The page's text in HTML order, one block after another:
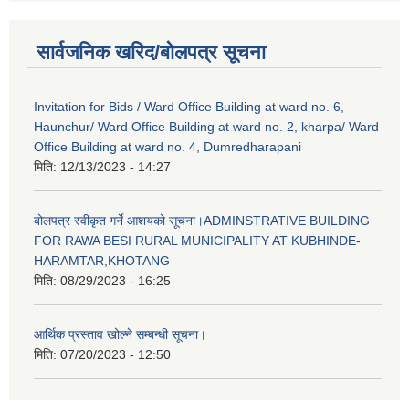
सार्वजनिक खरिद/बोलपत्र सूचना
Invitation for Bids / Ward Office Building at ward no. 6,
Haunchur/ Ward Office Building at ward no. 2, kharpa/ Ward
Office Building at ward no. 4, Dumredharapani
मिति: 12/13/2023 - 14:27
बोलपत्र स्वीकृत गर्ने आशयको सूचना।ADMINSTRATIVE BUILDING
FOR RAWA BESI RURAL MUNICIPALITY AT KUBHINDE-
HARAMTAR,KHOTANG
मिति: 08/29/2023 - 16:25
आर्थिक प्रस्ताव खोल्ने सम्बन्धी सूचना।
मिति: 07/20/2023 - 12:50